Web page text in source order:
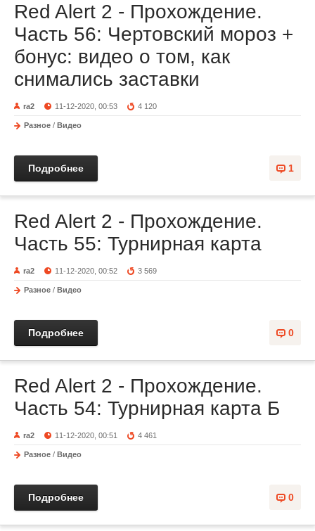
Red Alert 2 - Прохождение.
Часть 56: Чертовский мороз +
бонус: видео о том, как
снимались заставки
ra2 11-12-2020, 00:53 4 120
Разное / Видео
1
Подробнее
Red Alert 2 - Прохождение.
Часть 55: Турнирная карта
ra2 11-12-2020, 00:52 3 569
Разное / Видео
0
Подробнее
Red Alert 2 - Прохождение.
Часть 54: Турнирная карта Б
ra2 11-12-2020, 00:51 4 461
Разное / Видео
0
Подробнее